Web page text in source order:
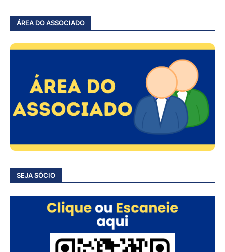
ÁREA DO ASSOCIADO
SEJA SÓCIO